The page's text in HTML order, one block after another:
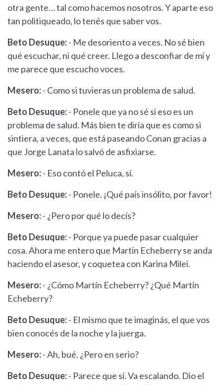
otra gente… tal como hacemos nosotros. Y aparte eso
tan politiqueado, lo tenés que saber vos.
Beto Desuque:- Me desoriento a veces. No sé bien
qué escuchar, ni qué creer. Llego a desconfiar de mí y
me parece que escucho voces.
Mesero:- Como si tuvieras un problema de salud.
Beto Desuque:- Ponele que ya no sé si eso es un
problema de salud. Más bien te diría que es como si
sintiera, a veces, que está paseando Conan gracias a
que Jorge Lanata lo salvó de asfixiarse.
Mesero:- Eso contó el Peluca, sí.
Beto Desuque:- Ponele. ¡Qué país insólito, por favor!
Mesero:- ¿Pero por qué lo decís?
Beto Desuque:- Porque ya puede pasar cualquier
cosa. Ahora me entero que Martín Echeberry se anda
haciendo el asesor, y coquetea con Karina Milei.
Mesero:- ¿Cómo Martín Echeberry? ¿Qué Martín
Echeberry?
Beto Desuque:- El mismo que te imaginás, el que vos
bien conocés de la noche y la juerga.
Mesero:- Ah, bué. ¿Pero en serio?
Beto Desuque:- Parece que sí. Va escalando. Dio el